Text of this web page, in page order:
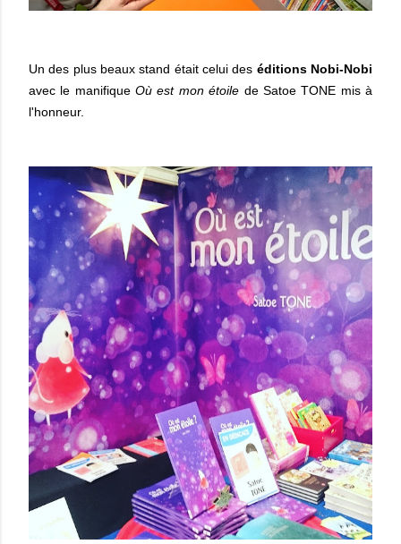
Un des plus beaux stand était celui des éditions Nobi-Nobi
avec le manifiqueOù est mon étoile de Satoe TONE mis à
l'honneur.